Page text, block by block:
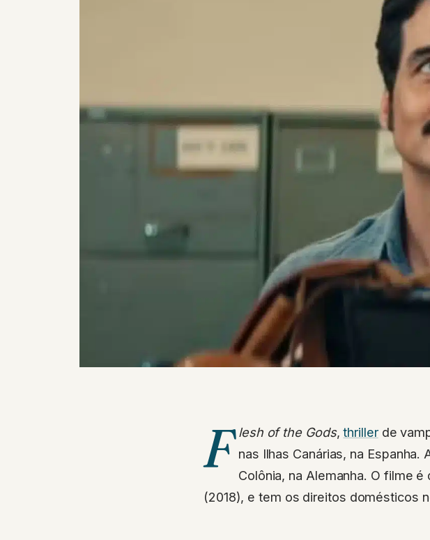
F lesh of the Gods,thrillerde
nas Ilhas Canárias, na
Colônia, na Alemanha. O filme
(2018), e tem os direitos domésticos